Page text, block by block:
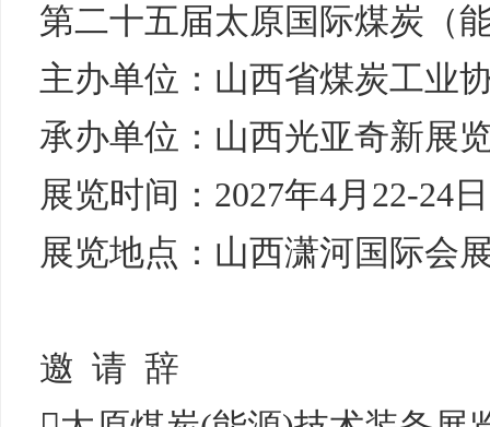
第二十五届太原国际煤炭（
主办单位：山西省煤炭工业
承办单位：山西光亚奇新展
展览时间：2027年4月22-24日
展览地点：山西潇河国际会
邀 请 辞